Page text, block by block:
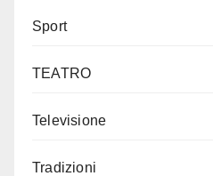
Sport
TEATRO
Televisione
Tradizioni